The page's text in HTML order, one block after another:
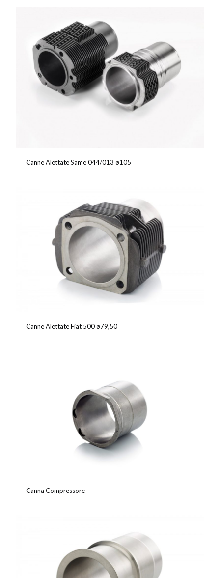
Canne Alettate Same 044/013 ø105
Canne Alettate Fiat 500 ø79,50
Canna Compressore